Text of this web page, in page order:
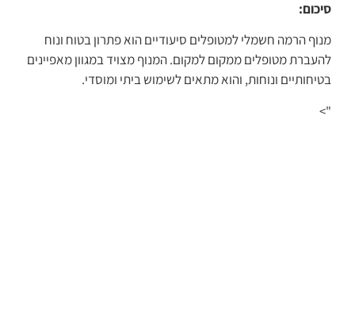
סיכום:
מנוף הרמה חשמלי למטופלים סיעודיים הוא פתרון בטוח ונוח
להעברת מטופלים ממקום למקום. המנוף מצויד במגוון מאפיינים
בטיחותיים ונוחות, והוא מתאים לשימוש ביתי ומוסדי.
">